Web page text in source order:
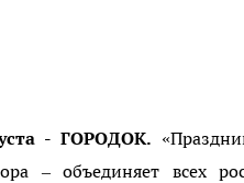
- ГОРОДОК.
– объединяет всех